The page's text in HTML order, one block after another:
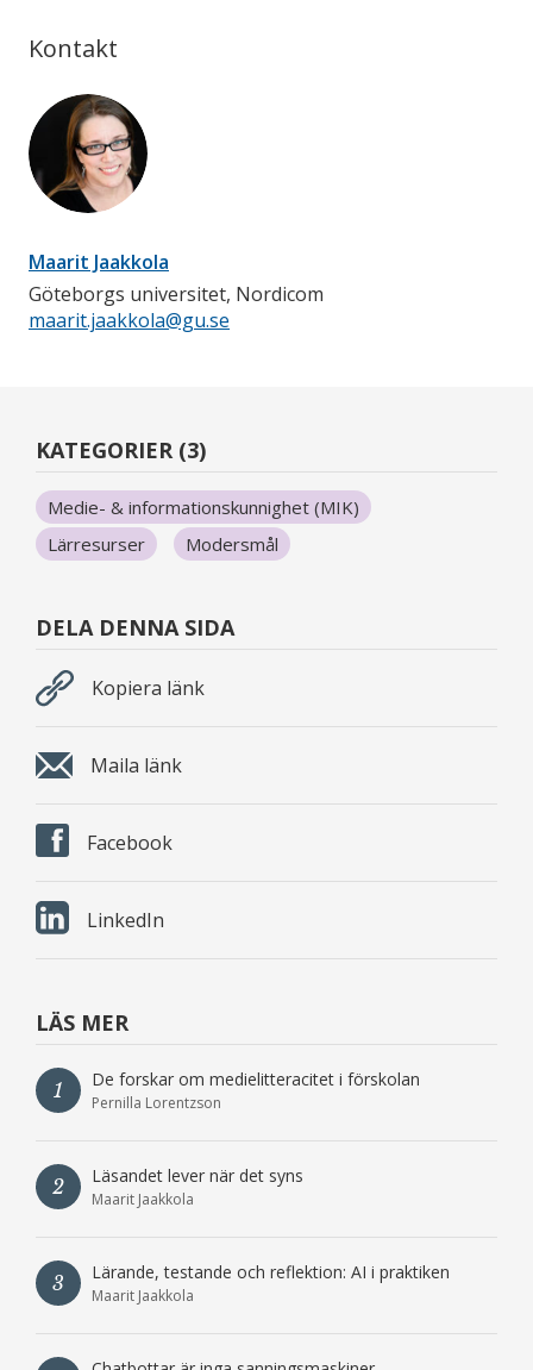
Kontakt
Maarit Jaakkola
Göteborgs universitet, Nordicom
maarit.jaakkola@gu.se
KATEGORIER (3)
Medie- & informationskunnighet (MIK)
Lärresurser
Modersmål
DELA DENNA SIDA
Kopiera länk
Maila länk
Facebook
LinkedIn
LÄS MER
1 De forskar om medielitteracitet i förskolan
Pernilla Lorentzson
2 Läsandet lever när det syns
Maarit Jaakkola
3 Lärande, testande och reflektion: AI i praktiken
Maarit Jaakkola